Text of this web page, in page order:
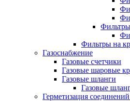
Фильтры на
Газоснабжение
Газовые счетчики
Газовые шаровые
Газовые шланги
Газовые
Герметизация